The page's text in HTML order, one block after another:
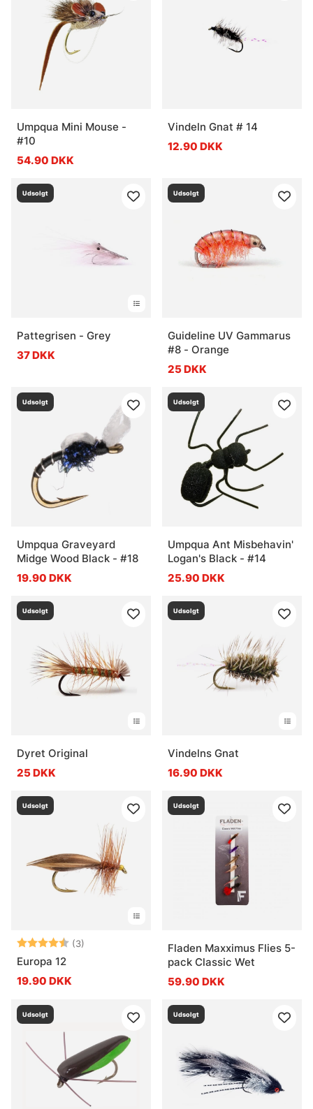
Umpqua Mini Mouse -
#10
54.90 DKK
Vindeln Gnat # 14
12.90 DKK
Udsolgt
Pattegrisen - Grey
37 DKK
Udsolgt
Guideline UV Gammarus
#8 - Orange
25 DKK
Udsolgt
Umpqua Graveyard
Midge Wood Black - #18
19.90 DKK
Udsolgt
Umpqua Ant Misbehavin'
Logan's Black - #14
25.90 DKK
Udsolgt
Dyret Original
25 DKK
Udsolgt
Vindelns Gnat
16.90 DKK
Udsolgt
Vurdering: (3)
4.3 ud af 5 stjerner
Europa 12
19.90 DKK
Udsolgt
Fladen Maxximus Flies 5-
pack Classic Wet
59.90 DKK
Udsolgt Udsolgt